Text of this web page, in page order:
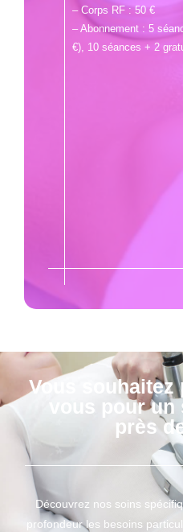
– Corps RF : 50 €
– Abonnement : 5
€), 10 séances + 2
Vous souhaitez
vous pour
près
Découvrez nos soins
profondeur les besoins